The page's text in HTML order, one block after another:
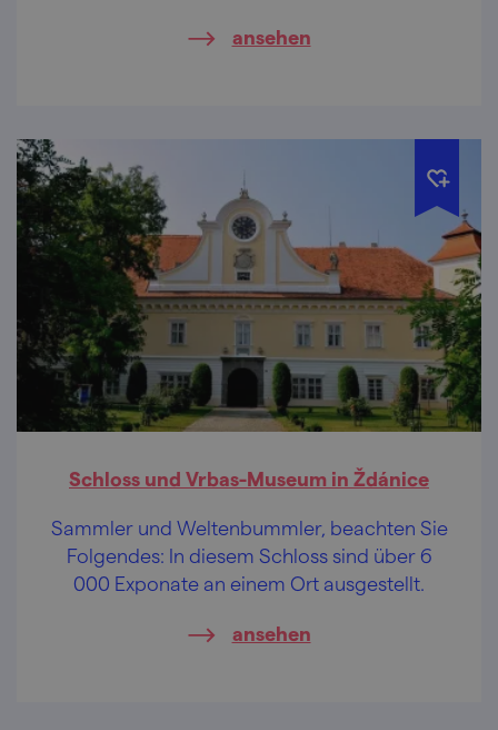
ansehen
Schloss und Vrbas-Museum in Ždánice
Sammler und Weltenbummler, beachten Sie
Folgendes: In diesem Schloss sind über 6
000 Exponate an einem Ort ausgestellt.
ansehen